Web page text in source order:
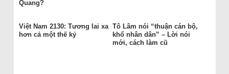
Quang?
Việt Nam 2130: Tương lai xa
hơn cả một thế kỷ
Tô Lâm nói “thuận cán bộ,
khổ nhân dân” – Lời nói
mới, cách làm cũ